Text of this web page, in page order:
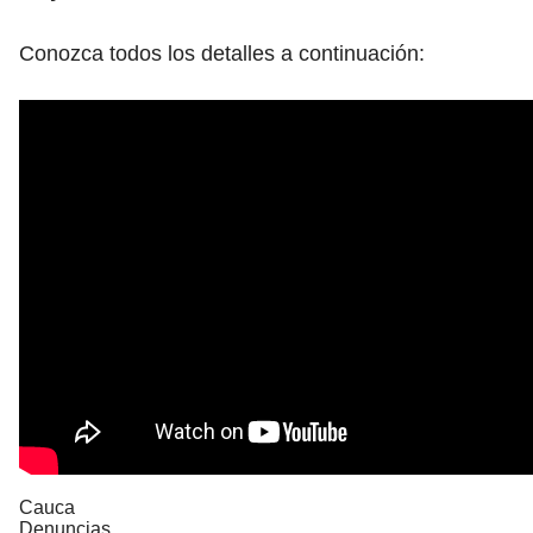
Conozca todos los detalles a continuación:
Cauca
Denuncias